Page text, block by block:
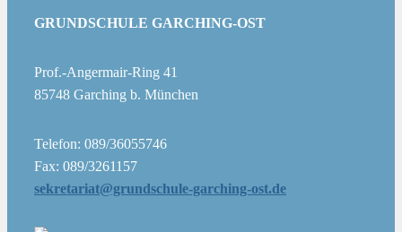
GRUNDSCHULE GARCHING-OST
Prof.-Angermair-Ring 41
85748 Garching b. München
Telefon: 089/36055746
Fax: 089/3261157
sekretariat@grundschule-garching-ost.de